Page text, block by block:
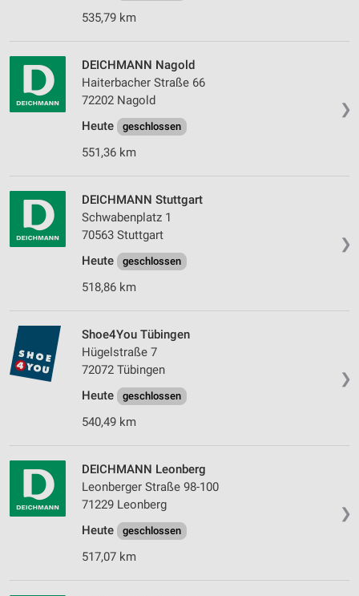
535,79 km
❯
DEICHMANN Nagold
Haiterbacher Straße 66
72202 Nagold
Heute
geschlossen
551,36 km
❯
DEICHMANN Stuttgart
Schwabenplatz 1
70563 Stuttgart
Heute
geschlossen
518,86 km
❯
Shoe4You Tübingen
Hügelstraße 7
72072 Tübingen
Heute
geschlossen
540,49 km
❯
DEICHMANN Leonberg
Leonberger Straße 98-100
71229 Leonberg
Heute
geschlossen
517,07 km